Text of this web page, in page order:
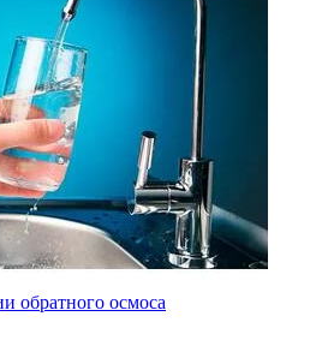
обратного осмоса